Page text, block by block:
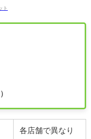
各店舗で異なり